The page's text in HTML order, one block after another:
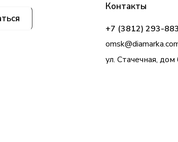
Контакты
+7 (3812) 293-883
ул. Стачечная, дом